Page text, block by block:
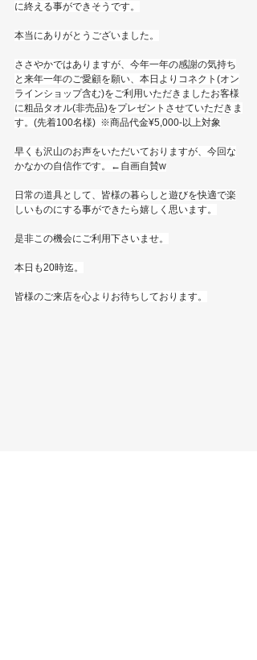
に終える事ができそうです。
本当にありがとうございました。
ささやかではありますが、今年一年の感謝の気持ち
と来年一年のご愛顧を願い、本日よりコネクト(オン
ラインショップ含む)をご利用いただきましたお客様
に粗品タオル(非売品)をプレゼントさせていただきま
す。(先着100名様)  ※商品代金¥5,000-以上対象
早くも沢山のお声をいただいておりますが、今回な
かなかの自信作です。←自画自賛w
日常の道具として、皆様の暮らしと遊びを快適で楽
しいものにする事ができたら嬉しく思います。
是非この機会にご利用下さいませ。
本日も20時迄。
皆様のご来店を心よりお待ちしております。